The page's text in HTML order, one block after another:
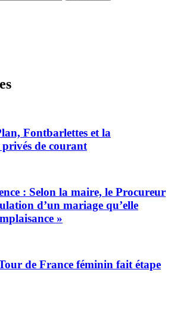
Fontbarlettes et la
de courant
: Selon la maire, le Procureur
d’un mariage qu’elle
»
de France féminin fait étape